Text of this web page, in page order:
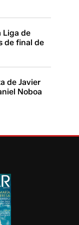
Liga de
de final de
de Javier
Noboa